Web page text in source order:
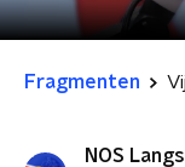
Fragmenten
NOS